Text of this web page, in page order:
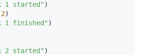
1 started" )
2)
1 finished" )
2 started" )